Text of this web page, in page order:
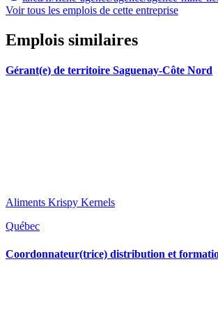
Voir tous les emplois de cette entreprise
Emplois similaires
Gérant(e) de territoire Saguenay-Côte Nord
Aliments Krispy Kernels
Québec
Coordonnateur(trice) distribution et